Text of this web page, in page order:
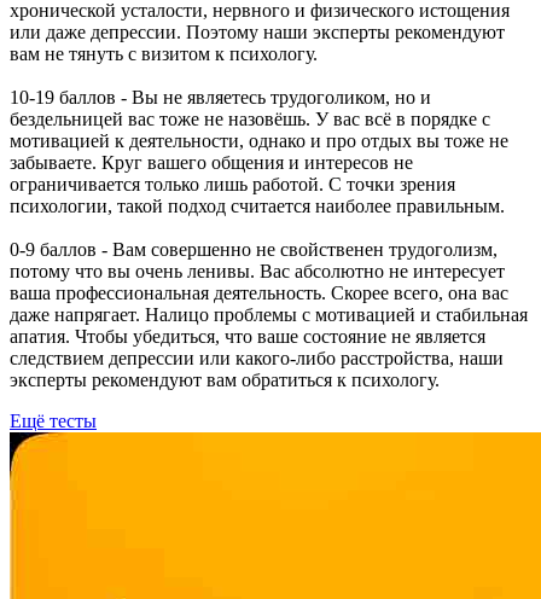
хронической усталости, нервного и физического истощения
или даже депрессии. Поэтому наши эксперты рекомендуют
вам не тянуть с визитом к психологу.
10-19 баллов - Вы не являетесь трудоголиком, но и
бездельницей вас тоже не назовёшь. У вас всё в порядке с
мотивацией к деятельности, однако и про отдых вы тоже не
забываете. Круг вашего общения и интересов не
ограничивается только лишь работой. С точки зрения
психологии, такой подход считается наиболее правильным.
0-9 баллов - Вам совершенно не свойственен трудоголизм,
потому что вы очень ленивы. Вас абсолютно не интересует
ваша профессиональная деятельность. Скорее всего, она вас
даже напрягает. Налицо проблемы с мотивацией и стабильная
апатия. Чтобы убедиться, что ваше состояние не является
следствием депрессии или какого-либо расстройства, наши
эксперты рекомендуют вам обратиться к психологу.
Ещё тесты